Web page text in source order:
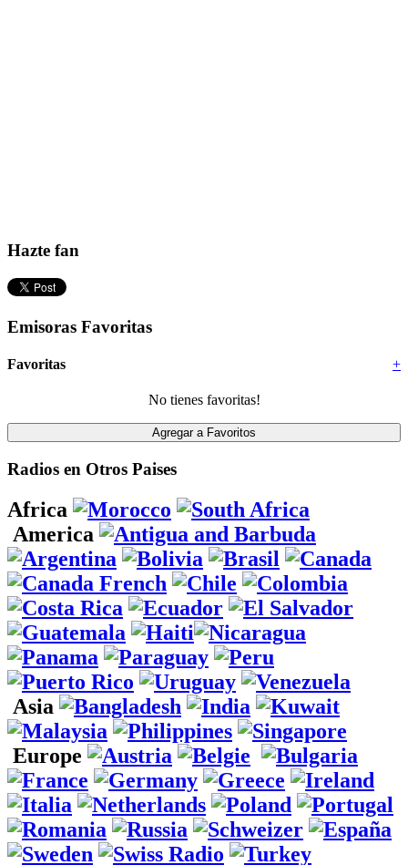
Hazte fan
Emisoras Favoritas
+
Favoritas
No tienes favoritas!
Radios en Otros Paises
Africa
America
Asia
Europe